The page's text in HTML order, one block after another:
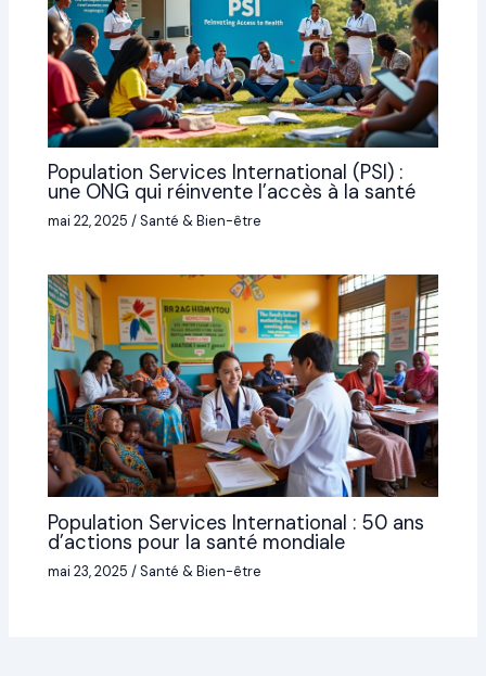
Population Services International (PSI) :
une ONG qui réinvente l’accès à la santé
mai 22, 2025/Santé & Bien-être
Population Services International : 50 ans
d’actions pour la santé mondiale
mai 23, 2025/Santé & Bien-être